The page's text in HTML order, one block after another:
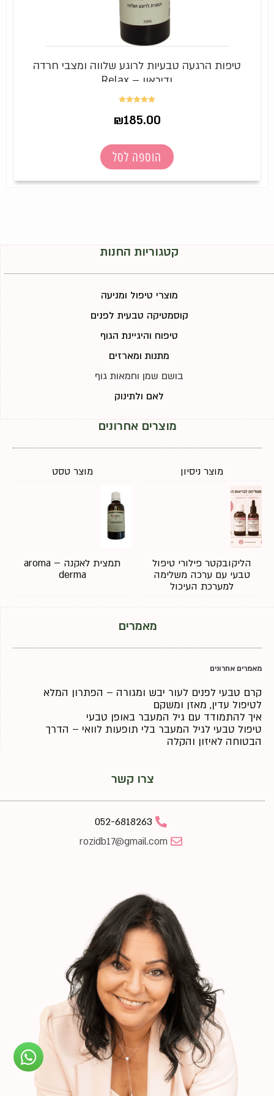
טיפות הרגעה טבעיות לרוגע שלווה ומצבי חרדה
ודיכאון – Relax
מתוך 5
₪185.00
הוספה לסל
קטגוריות החנות
מוצרי טיפול ומניעה
קוסמטיקה טבעית לפנים
טיפוח והיגיינת הגוף
מתנות ומארזים
בושם שמן וחמאות גוף
לאם ולתינוק
מוצרים אחרונים
מוצר ניסיון מוצר טסט
הליקובקטר פילורי טיפול
טבעי עם ערכה משלימה
למערכת העיכול
תמצית לאקנה – aroma
derma
מאמרים
מאמרים אחרונים
קרם טבעי לפנים לעור יבש ומגורה – הפתרון המלא
לטיפול עדין, מאזן ומשקם
איך להתמודד עם גיל המעבר באופן טבעי
טיפול טבעי לגיל המעבר בלי תופעות לוואי – הדרך
הבטוחה לאיזון והקלה
צרו קשר
052-6818263
rozidb17@gmail.com